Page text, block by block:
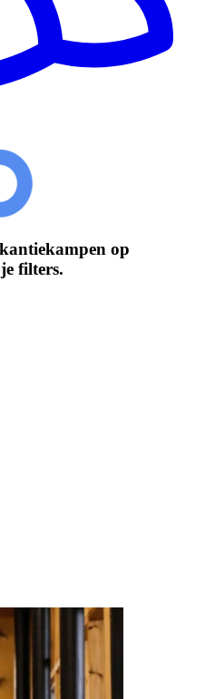
op
filters.